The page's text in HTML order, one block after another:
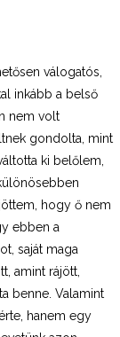
válogatós,
inkább a belső
nem volt
gondolta, mint
ki belőlem,
hogy ő nem
ebben a
saját maga
amint rájött,
benne. Valamint
hanem egy